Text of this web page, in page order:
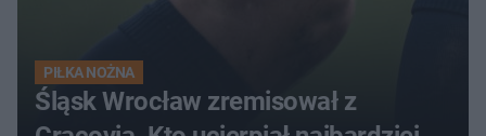
PIŁKA NOŻNA
Śląsk Wrocław zremisował z